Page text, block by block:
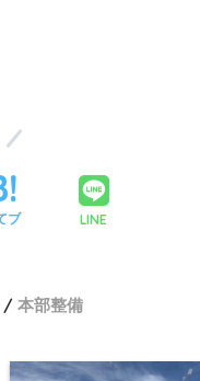
ブ LINE
本部整備